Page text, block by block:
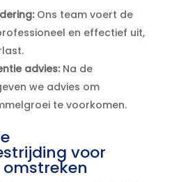
Ons team voert de
en effectief uit,
advies:Na de
we advies om
te voorkomen.​
voor
omstreken